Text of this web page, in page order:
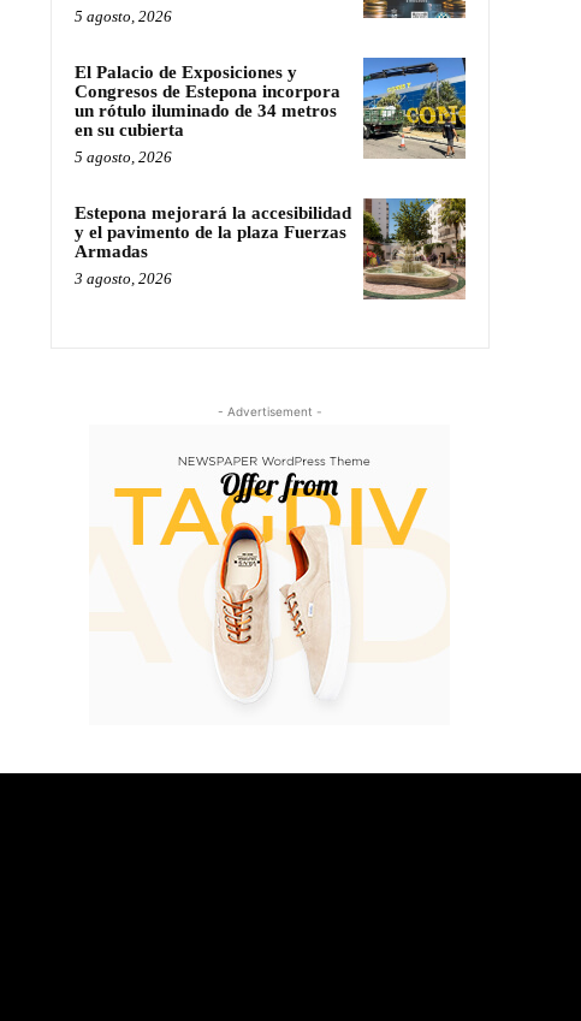
5 agosto, 2026
El Palacio de Exposiciones y
Congresos de Estepona incorpora
un rótulo iluminado de 34 metros
en su cubierta
5 agosto, 2026
Estepona mejorará la accesibilidad
y el pavimento de la plaza Fuerzas
Armadas
3 agosto, 2026
- Advertisement -